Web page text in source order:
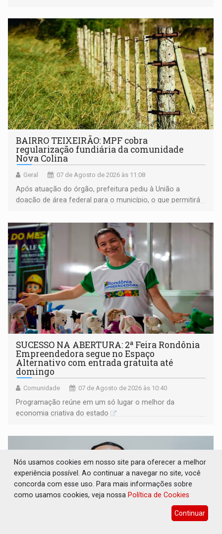
BAIRRO TEIXEIRÃO: MPF cobra
regularização fundiária da comunidade
Nova Colina
Geral 07 de Agosto de 2026 às 11:08
Após atuação do órgão, prefeitura pediu à União a
doação de área federal para o município, o que permitirá
SUCESSO NA ABERTURA: 2ª Feira Rondônia
Empreendedora segue no Espaço
Alternativo com entrada gratuita até
domingo
Comunidade 07 de Agosto de 2026 às 10:40
Programação reúne em um só lugar o melhor da
economia criativa do estado
Nós usamos cookies em nosso site para oferecer a melhor
experiência possível. Ao continuar a navegar no site, você
concorda com esse uso. Para mais informações sobre
como usamos cookies, veja nossa Política de Cookies
Continuar